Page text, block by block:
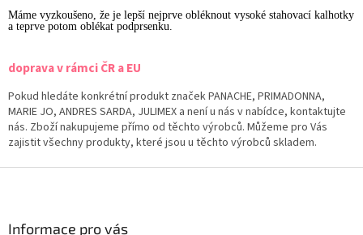
Máme vyzkoušeno, že je lepší nejprve obléknout vysoké stahovací kalhotky
a teprve potom oblékat podprsenku.
doprava v rámci ČR a EU
Pokud hledáte konkrétní produkt značek PANACHE, PRIMADONNA,
MARIE JO, ANDRES SARDA, JULIMEX a není u nás v nabídce, kontaktujte
nás. Zboží nakupujeme přímo od těchto výrobců. Můžeme pro Vás
zajistit všechny produkty, které jsou u těchto výrobců skladem.
Informace pro vás